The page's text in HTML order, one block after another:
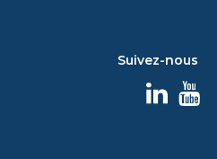
Suivez-nous